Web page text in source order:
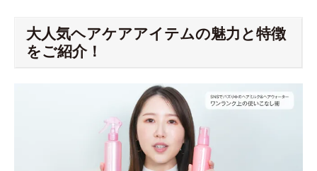
大人気ヘアケアアイテムの魅力と特徴
をご紹介！